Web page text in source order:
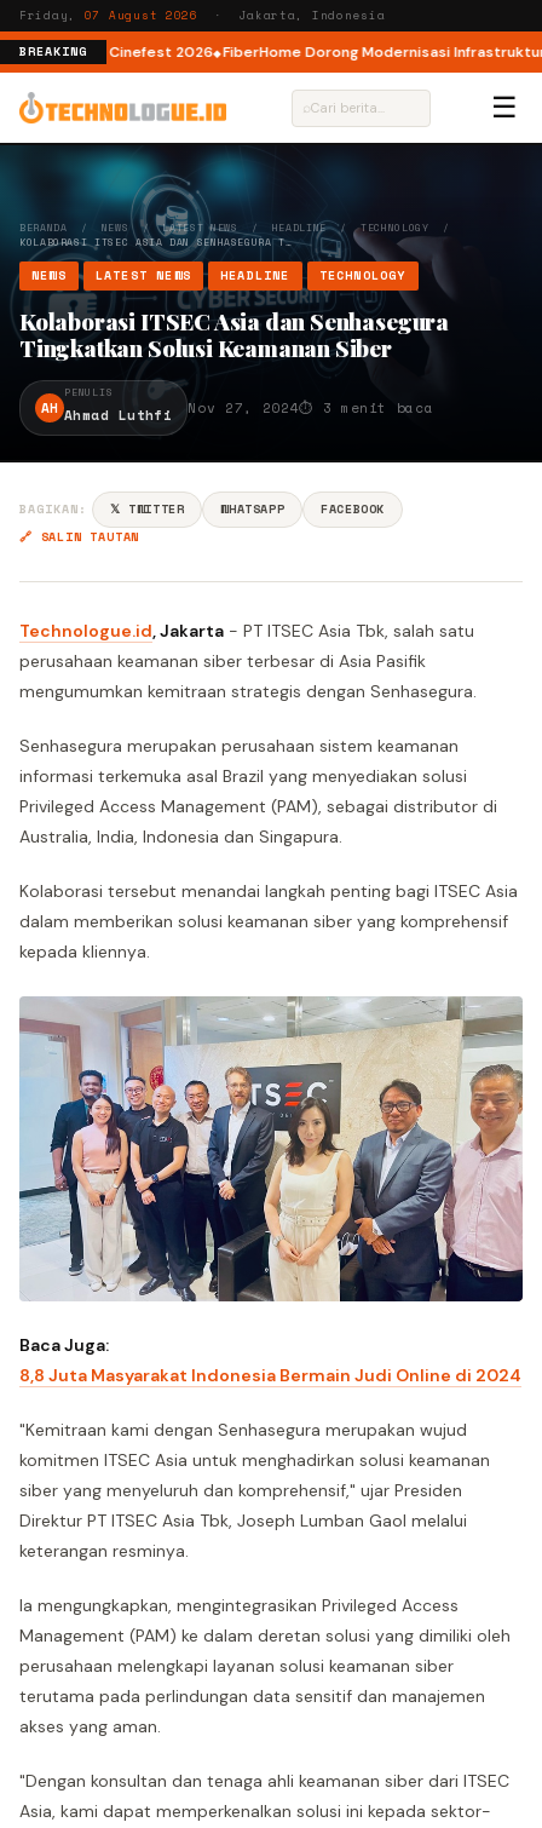
Friday, 07 August 2026 · Jakarta, Indonesia
BREAKING
lewat AI Cinefest 2026 FiberHome Dorong Modernisasi Infrastruktur
⌕ ☰
BERANDA / NEWS /LATEST NEWS / HEADLINE/TECHNOLOGY /
KOLABORASI ITSEC ASIA DAN SENHASEGURA T…
NEWS LATEST NEWS HEADLINE TECHNOLOGY
Kolaborasi ITSEC Asia dan Senhasegura
Tingkatkan Solusi Keamanan Siber
AH
PENULIS
Ahmad Luthfi Nov 27, 2024⏱ 3 menit baca
BAGIKAN: 𝕏 TWITTER WHATSAPP
FACEBOOK
🔗 SALIN TAUTAN
Technologue.id, Jakarta - PT ITSEC Asia Tbk, salah satu
perusahaan keamanan siber terbesar di Asia Pasifik
mengumumkan kemitraan strategis dengan Senhasegura.
Senhasegura merupakan perusahaan sistem keamanan
informasi terkemuka asal Brazil yang menyediakan solusi
Privileged Access Management (PAM), sebagai distributor di
Australia, India, Indonesia dan Singapura.
Kolaborasi tersebut menandai langkah penting bagi ITSEC Asia
dalam memberikan solusi keamanan siber yang komprehensif
kepada kliennya.
Baca Juga:
8,8 Juta Masyarakat Indonesia Bermain Judi Online di 2024
"Kemitraan kami dengan Senhasegura merupakan wujud
komitmen ITSEC Asia untuk menghadirkan solusi keamanan
siber yang menyeluruh dan komprehensif," ujar Presiden
Direktur PT ITSEC Asia Tbk, Joseph Lumban Gaol melalui
keterangan resminya.
Ia mengungkapkan, mengintegrasikan Privileged Access
Management (PAM) ke dalam deretan solusi yang dimiliki oleh
perusahaan melengkapi layanan solusi keamanan siber
terutama pada perlindungan data sensitif dan manajemen
akses yang aman.
"Dengan konsultan dan tenaga ahli keamanan siber dari ITSEC
Asia, kami dapat memperkenalkan solusi ini kepada sektor-